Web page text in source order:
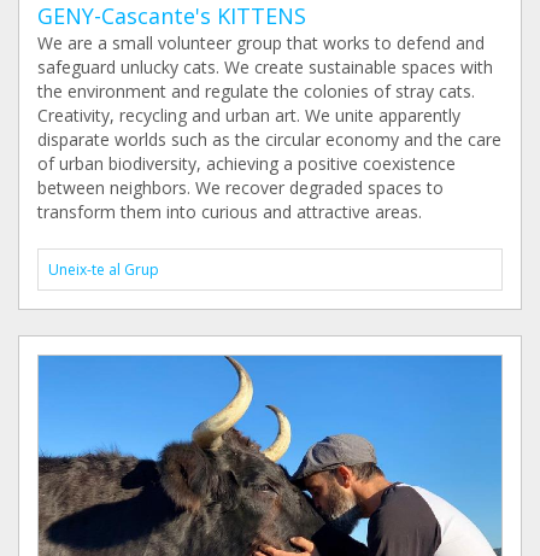
GENY-Cascante's KITTENS
We are a small volunteer group that works to defend and
safeguard unlucky cats. We create sustainable spaces with
the environment and regulate the colonies of stray cats.
Creativity, recycling and urban art. We unite apparently
disparate worlds such as the circular economy and the care
of urban biodiversity, achieving a positive coexistence
between neighbors. We recover degraded spaces to
transform them into curious and attractive areas.
Uneix-te al Grup